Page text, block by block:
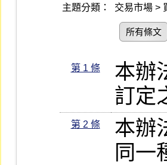
主題分類： 交易市場 >
所有條文
第 1 條
本辦
訂定
第 2 條
本辦
同一